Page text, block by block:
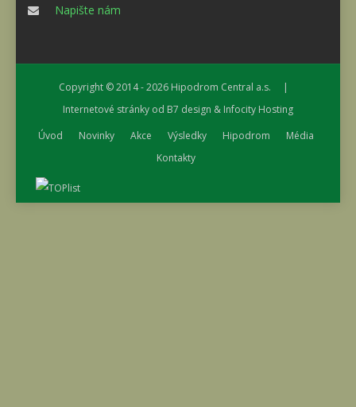
Napište nám
Copyright © 2014 - 2026 Hipodrom Central a.s. |
Internetové stránky od B7 design & Infocity Hosting
Úvod
Novinky Akce Výsledky Hipodrom
Média
Kontakty